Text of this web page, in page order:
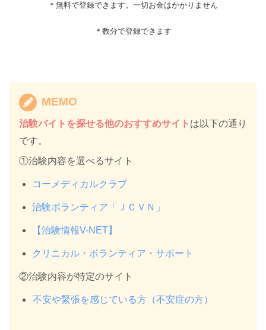
＊無料で登録できます。一切お金はかかりません
＊数分で登録できます
MEMO
治験バイトを探せる他のおすすめサイト は以下の通り
です。
①治験内容を選べるサイト
コーメディカルクラブ
治験ボランティア「ＪＣＶＮ」
【治験情報V-NET】
クリニカル・ボランティア・サポート
②治験内容が特定のサイト
不安や緊張を感じている方（不安症の方）